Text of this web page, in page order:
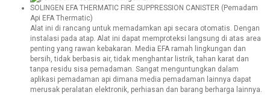
SOLINGEN EFA THERMATIC FIRE SUPPRESSION CANISTER (Pemadam
Api EFA Thermatic)
Alat ini di rancang untuk memadamkan api secara otomatis. Dengan
instalasi pada atap. Alat ini dapat memproteksi langsung di atas area
penting yang rawan kebakaran. Media EFA ramah lingkungan dan
bersih, tidak berbasis air, tidak menghantar listrik, tahan karat dan
tanpa residu sisa pemadaman. Sangat menguntungkan dalam
aplikasi pemadaman api dimana media pemadaman lainnya dapat
merusak peralatan elektronik, perhiasan dan barang berharga lainnya.